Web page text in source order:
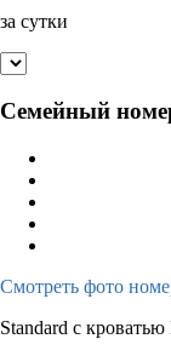
за сутки
Семейный
Смотреть фото
Standard с